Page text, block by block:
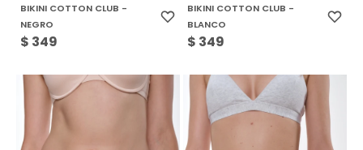
BIKINI COTTON CLUB -
NEGRO
$ 349
BIKINI COTTON CLUB -
BLANCO
$ 349